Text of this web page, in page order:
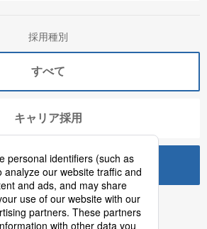
採用種別
すべて
キャリア採用
検索結果を表示する
式会社の求人一覧 をシェアしましょう